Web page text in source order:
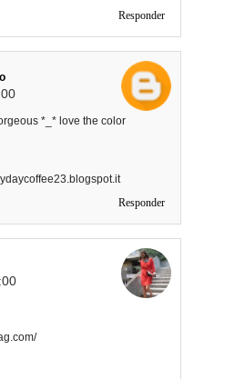
Responder
*_* love the color
Responder